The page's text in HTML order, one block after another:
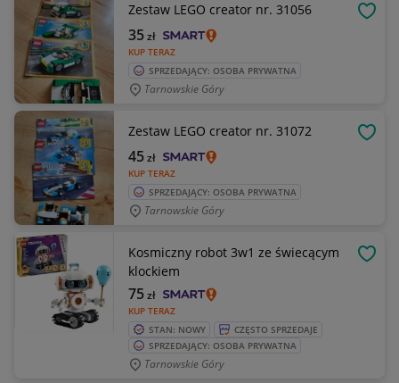
Zestaw LEGO creator nr. 31056
KUP TERAZ
35zł
SPRZEDAJĄCY: OSOBA PRYWATNA
Tarnowskie Góry
Zestaw LEGO creator nr. 31072
KUP TERAZ
45zł
SPRZEDAJĄCY: OSOBA PRYWATNA
Tarnowskie Góry
Kosmiczny robot 3w1 ze świecącym
klockiem
KUP TERAZ
75zł
STAN: NOWY
CZĘSTO SPRZEDAJE
SPRZEDAJĄCY: OSOBA PRYWATNA
Tarnowskie Góry